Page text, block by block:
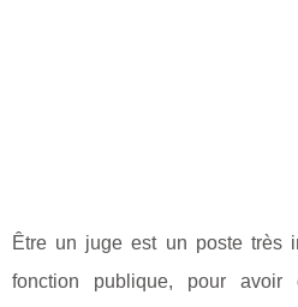
Être un juge est un poste très
fonction publique, pour